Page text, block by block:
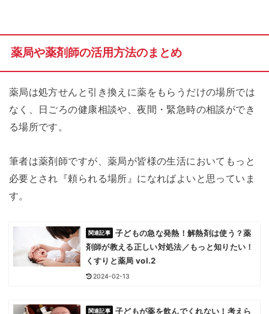
薬局や薬剤師の活用方法のまとめ
薬局は処方せんと引き換えに薬をもらうだけの場所では
なく、日ごろの健康相談や、夜間・緊急時の相談ができ
る場所です。
筆者は薬剤師ですが、薬局が皆様の生活においてもっと
必要とされ『頼られる場所』になればよいと思っていま
す。
子どもの急な発熱！解熱剤は使う？薬
剤師が教える正しい対処法／もっと知りたい！
くすりと薬局 vol.2
2024-02-13
子どもが薬を飲んでくれない！考えら